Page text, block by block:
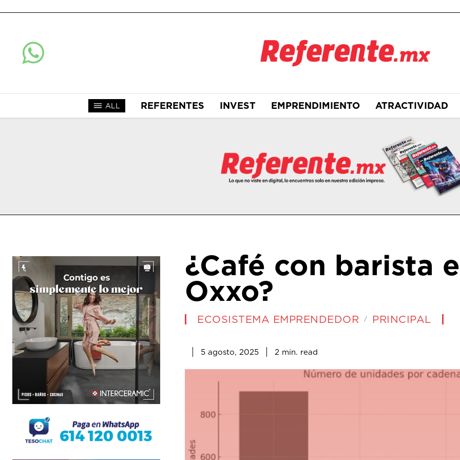
ALL REFERENTES INVEST EMPRENDIMIENTO ATRACTIVIDAD
¿Café con barista
Oxxo?
ECOSISTEMA EMPRENDEDOR PRINCIPAL
5 agosto, 2025 2 min. read